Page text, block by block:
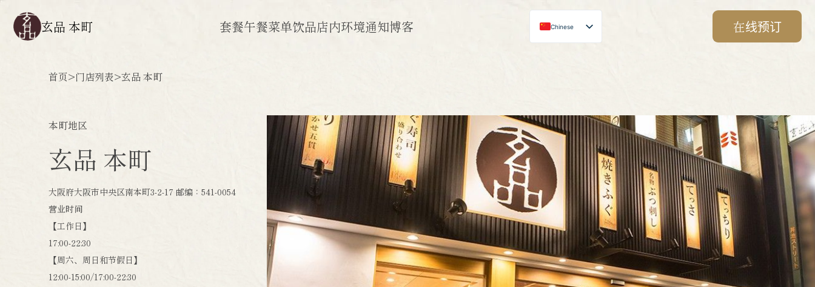
玄品 本町 套餐午餐菜单饮品店内环境通知博客 Chinese 在线预订
首页>门店列表>玄品 本町
本町地区
玄品 本町
大阪府大阪市中央区南本町3-2-17 邮编：541-0054
营业时间
【工作日】
17:00-22:30
【周六、周日和节假日】
12:00-15:00/17:00-22:30